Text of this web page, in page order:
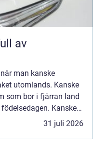
av
man kanske
utomlands. Kanske
som bor i fjärran land
Kanske
31 juli 2026